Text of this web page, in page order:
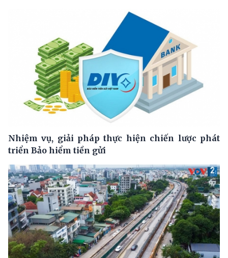
Nhiệm vụ, giải pháp thực hiện chiến lược phát
triển Bảo hiểm tiền gửi